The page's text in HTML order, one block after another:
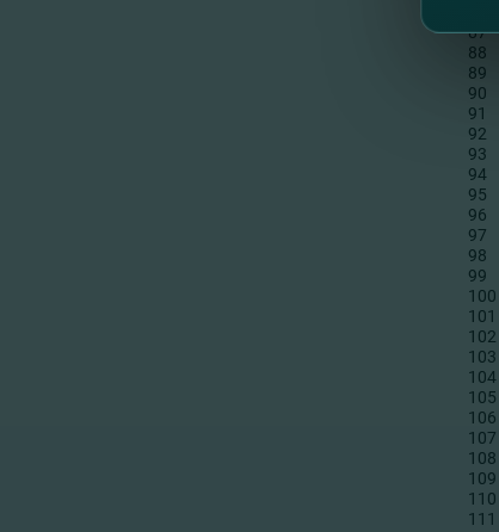
87
88
89
90
91
92
93
94
95
96
97
98
99
100
101
102
103
104
105
106
107
108
109
110
111